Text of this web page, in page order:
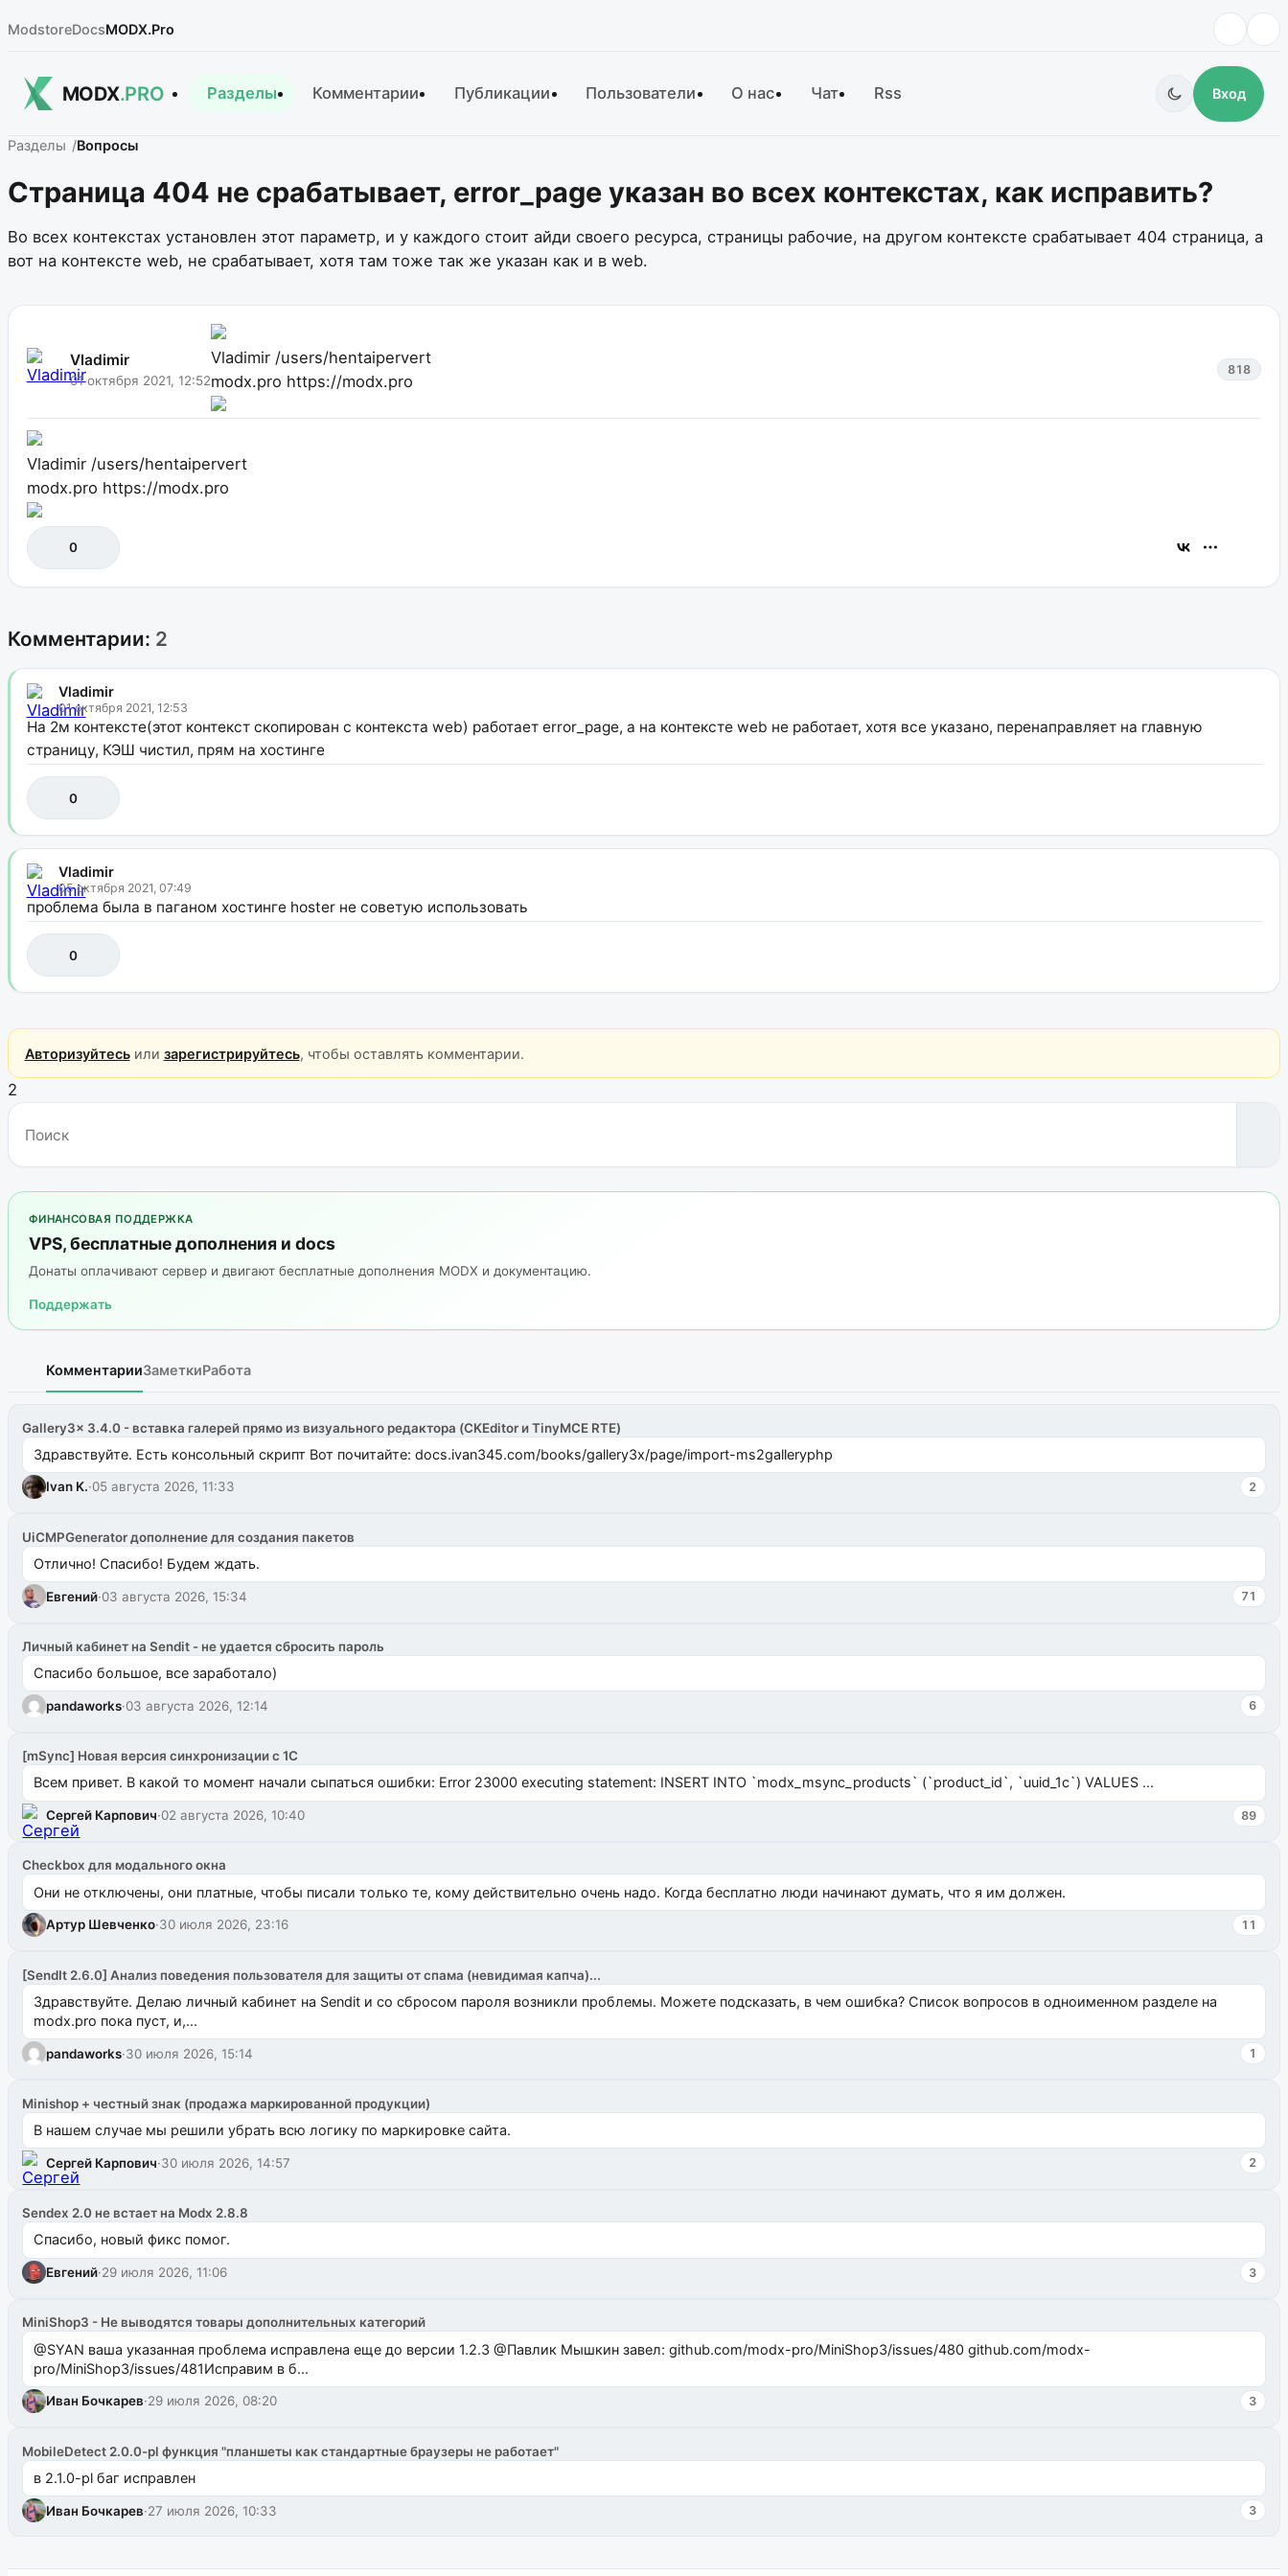
ModstoreDocsMODX.Pro
MODX.PRO Разделы Комментарии Публикации Пользователи О нас Чат Rss Вход
Разделы Вопросы
Страница 404 не срабатывает, error_page указан во всех контекстах, как исправить?
Во всех контекстах установлен этот параметр, и у каждого стоит айди своего ресурса, страницы рабочие, на другом контексте срабатывает 404 страница, а
вот на контексте web, не срабатывает, хотя там тоже так же указан как и в web.
Vladimir
01 октября 2021, 12:52
Vladimir /users/hentaipervert
modx.pro https://modx.pro
818
Vladimir /users/hentaipervert
modx.pro https://modx.pro
0
Комментарии: 2
Vladimir
01 октября 2021, 12:53
На 2м контексте(этот контекст скопирован с контекста web) работает error_page, а на контексте web не работает, хотя все указано, перенаправляет на главную
страницу, КЭШ чистил, прям на хостинге
0
Vladimir
05 октября 2021, 07:49
проблема была в паганом хостинге hoster не советую использовать
0
Авторизуйтесьили зарегистрируйтесь, чтобы оставлять комментарии.
2
ФИНАНСОВАЯ ПОДДЕРЖКА
VPS, бесплатные дополнения и docs
Донаты оплачивают сервер и двигают бесплатные дополнения MODX и документацию.
Поддержать
КомментарииЗаметкиРабота
Gallery3x 3.4.0 - вставка галерей прямо из визуального редактора (CKEditor и TinyMCE RTE)
Здравствуйте. Есть консольный скрипт Вот почитайте: docs.ivan345.com/books/gallery3x/page/import-ms2galleryphp
Ivan K.·05 августа 2026, 11:33 2
UiCMPGenerator дополнение для создания пакетов
Отлично! Спасибо! Будем ждать.
Евгений·03 августа 2026, 15:34 71
Личный кабинет на Sendit - не удается сбросить пароль
Спасибо большое, все заработало)
pandaworks·03 августа 2026, 12:14 6
[mSync] Новая версия синхронизации с 1С
Всем привет. В какой то момент начали сыпаться ошибки: Error 23000 executing statement: INSERT INTO `modx_msync_products` (`product_id`, `uuid_1c`) VALUES ...
Сергей Карпович·02 августа 2026, 10:40 89
Checkbox для модального окна
Они не отключены, они платные, чтобы писали только те, кому действительно очень надо. Когда бесплатно люди начинают думать, что я им должен.
Артур Шевченко·30 июля 2026, 23:16 11
[SendIt 2.6.0] Анализ поведения пользователя для защиты от спама (невидимая капча)...
Здравствуйте. Делаю личный кабинет на Sendit и со сбросом пароля возникли проблемы. Можете подсказать, в чем ошибка? Список вопросов в одноименном разделе на
modx.pro пока пуст, и,...
pandaworks·30 июля 2026, 15:14 1
Minishop + честный знак (продажа маркированной продукции)
В нашем случае мы решили убрать всю логику по маркировке сайта.
Сергей Карпович·30 июля 2026, 14:57 2
Sendex 2.0 не встает на Modx 2.8.8
Спасибо, новый фикс помог.
Евгений·29 июля 2026, 11:06 3
MiniShop3 - Не выводятся товары дополнительных категорий
@SYAN ваша указанная проблема исправлена еще до версии 1.2.3 @Павлик Мышкин завел: github.com/modx-pro/MiniShop3/issues/480 github.com/modx-
pro/MiniShop3/issues/481Исправим в б...
Иван Бочкарев·29 июля 2026, 08:20 3
MobileDetect 2.0.0-pl функция "планшеты как стандартные браузеры не работает"
в 2.1.0-pl баг исправлен
Иван Бочкарев·27 июля 2026, 10:33 3